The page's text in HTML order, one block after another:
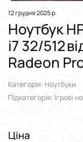
12 грудня 2025 р.
Ноутбук
i7 32/512
Radeon
Категорія: Ноутбуки
Підкатегорія: Ігрові
Ціна